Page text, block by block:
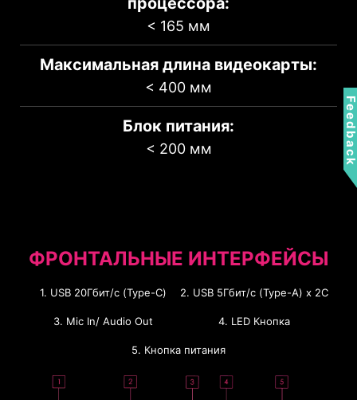
< 165 мм
Максимальная длина видеокарты:
< 400 мм
Блок питания:
< 200 мм
1 x 2.5”
или
1 x 3.5”
ФРОНТАЛЬНЫЕ ИНТЕРФЕЙСЫ
1. USB 20Гбит/с (Type-C) 2. USB 5Гбит/с (Type-A) x 2C
3. Mic In/ Audio Out 4. LED Кнопка
5. Кнопка питания